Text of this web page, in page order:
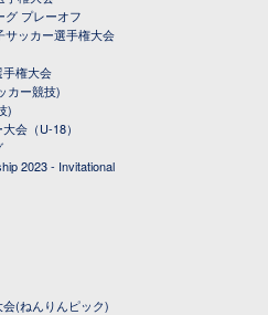
グ プレーオフ
サッカー選手権大会
権大会
カー競技)
)
会（U-18）
2023 - Invitational
(ねんりんピック)